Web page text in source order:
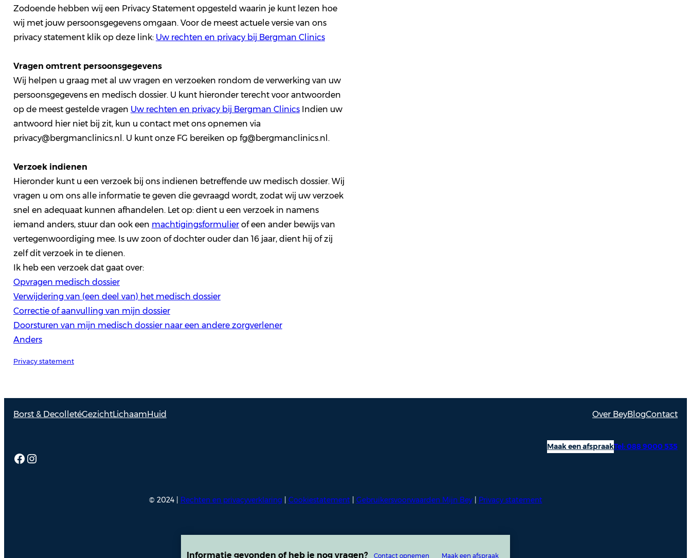
Zodoende hebben wij een Privacy Statement opgesteld waarin je kunt lezen hoe
wij met jouw persoonsgegevens omgaan. Voor de meest actuele versie van ons
privacy statement klik op deze link: Uw rechten en privacy bij Bergman Clinics
Vragen omtrent persoonsgegevens
Wij helpen u graag met al uw vragen en verzoeken rondom de verwerking van uw
persoonsgegevens en medisch dossier. U kunt hieronder terecht voor antwoorden
op de meest gestelde vragen Uw rechten en privacy bij Bergman ClinicsIndien uw
antwoord hier niet bij zit, kun u contact met ons opnemen via
privacy@bergmanclinics.nl. U kunt onze FG bereiken op fg@bergmanclinics.nl.
Verzoek indienen
Hieronder kunt u een verzoek bij ons indienen betreffende uw medisch dossier. Wij
vragen u om ons alle informatie te geven die gevraagd wordt, zodat wij uw verzoek
snel en adequaat kunnen afhandelen. Let op: dient u een verzoek in namens
iemand anders, stuur dan ook een machtigingsformulierof een ander bewijs van
vertegenwoordiging mee. Is uw zoon of dochter ouder dan 16 jaar, dient hij of zij
zelf dit verzoek in te dienen.
Ik heb een verzoek dat gaat over:
Opvragen medisch dossier
Verwijdering van (een deel van) het medisch dossier
Correctie of aanvulling van mijn dossier
Doorsturen van mijn medisch dossier naar een andere zorgverlener
Anders
Privacy statement
Borst & DecolletéGezichtLichaam Huid Over BeyBlogContact
Facebook
Instagram
Maak een afspraakTel: 088 9000 535
© 2024 | Rechten en privacyverklaring Cookiestatement Gebruikersvoorwaarden Mijn Bey| Privacy statement
Informatie gevonden of heb je nog vragen? Contact opnemen Maak een afspraak